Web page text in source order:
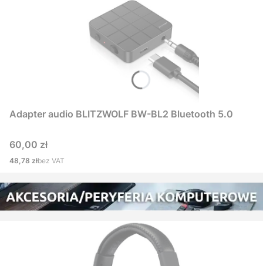
Adapter audio BLITZWOLF BW-BL2 Bluetooth 5.0
Cena
60,00 zł
Cena
48,78 złbez VAT